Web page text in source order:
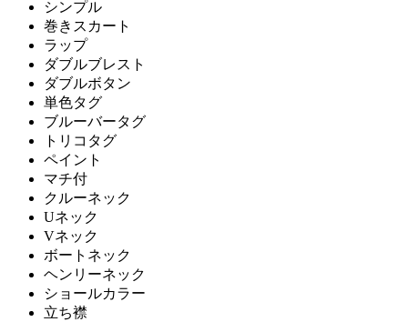
シンプル
巻きスカート
ラップ
ダブルブレスト
ダブルボタン
単色タグ
ブルーバータグ
トリコタグ
ペイント
マチ付
クルーネック
Uネック
Vネック
ボートネック
ヘンリーネック
ショールカラー
立ち襟